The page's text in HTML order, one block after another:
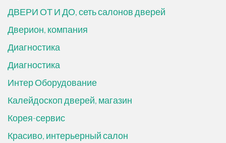
ДВЕРИ ОТ И ДО, сеть салонов дверей
Дверион, компания
Диагностика
Диагностика
Интер Оборудование
Калейдоскоп дверей, магазин
Корея-сервис
Красиво, интерьерный салон